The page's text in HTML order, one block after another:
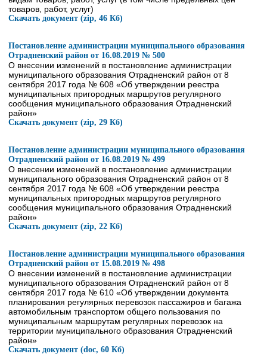
товаров, работ, услуг)
Скачать документ (zip, 46 Кб)
Постановление администрации муниципального образования
Отрадненский район от 16.08.2019 № 500
О внесении изменений в постановление администрации
муниципального образования Отрадненский район от 8
сентября 2017 года № 608 «Об утверждении реестра
муниципальных пригородных маршрутов регулярного
сообщения муниципального образования Отрадненский
район»
Скачать документ (zip, 29 Кб)
Постановление администрации муниципального образования
Отрадненский район от 16.08.2019 № 499
О внесении изменений в постановление администрации
муниципального образования Отрадненский район от 8
сентября 2017 года № 608 «Об утверждении реестра
муниципальных пригородных маршрутов регулярного
сообщения муниципального образования Отрадненский
район»
Скачать документ (zip, 22 Кб)
Постановление администрации муниципального образования
Отрадненский район от 15.08.2019 № 498
О внесении изменений в постановление администрации
муниципального образования Отрадненский район от 8
сентября 2017 года № 610 «Об утверждении документа
планирования регулярных перевозок пассажиров и багажа
автомобильным транспортом общего пользования по
муниципальным маршрутам регулярных перевозок на
территории муниципального образования Отрадненский
район»
Скачать документ (doc, 60 Кб)